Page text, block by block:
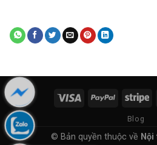
Blog
© Bản quyền thuộc về